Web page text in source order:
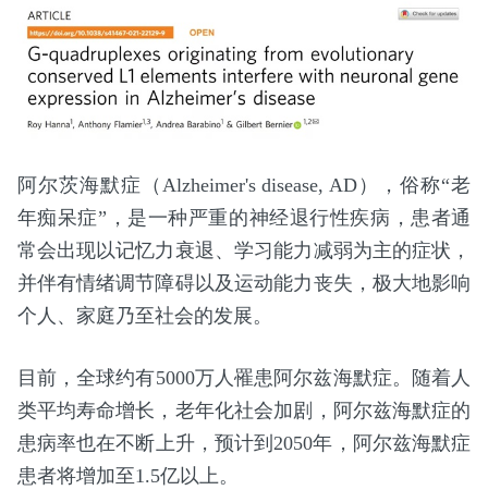
阿尔茨海默症（Alzheimer's disease, AD），俗称“老
年痴呆症”，是一种严重的神经退行性疾病，患者通
常会出现以记忆力衰退、学习能力减弱为主的症状，
并伴有情绪调节障碍以及运动能力丧失，极大地影响
个人、家庭乃至社会的发展。
目前，全球约有5000万人罹患阿尔兹海默症。随着人
类平均寿命增长，老年化社会加剧，阿尔兹海默症的
患病率也在不断上升，预计到2050年，阿尔兹海默症
患者将增加至1.5亿以上。